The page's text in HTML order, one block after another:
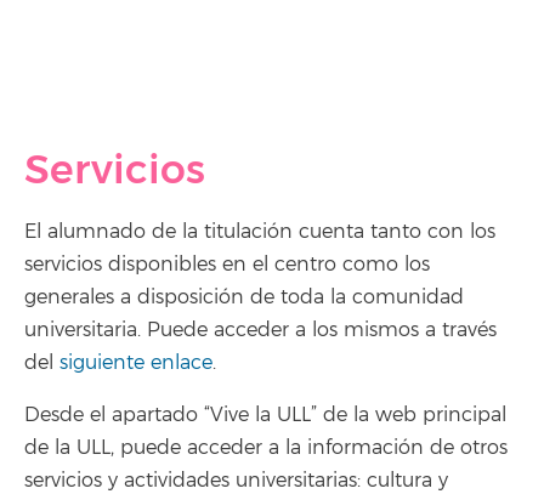
Servicios
El alumnado de la titulación cuenta tanto con los
servicios disponibles en el centro como los
generales a disposición de toda la comunidad
universitaria. Puede acceder a los mismos a través
del siguiente enlace.
Desde el apartado “Vive la ULL” de la web principal
de la ULL, puede acceder a la información de otros
servicios y actividades universitarias: cultura y